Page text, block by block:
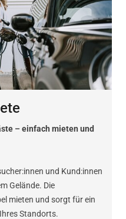
– einfach mieten und
und Kund:innen
Gelände. Die
mieten und sorgt für ein
Standorts.